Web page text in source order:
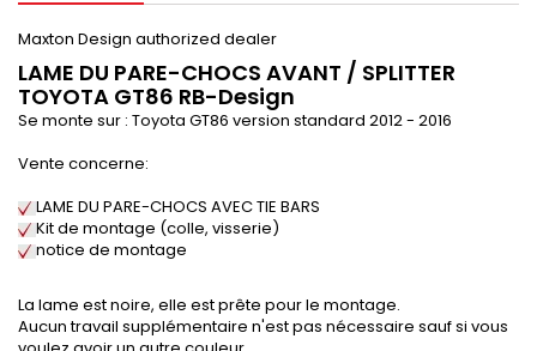
Maxton Design authorized dealer
LAME DU PARE-CHOCS AVANT / SPLITTER
TOYOTA GT86 RB-Design
Se monte sur : Toyota GT86 version standard 2012 - 2016
Vente concerne:
LAME DU PARE-CHOCS AVEC TIE BARS
Kit de montage (colle, visserie)
notice de montage
La lame est noire, elle est prête pour le montage.
Aucun travail supplémentaire n'est pas nécessaire sauf si vous